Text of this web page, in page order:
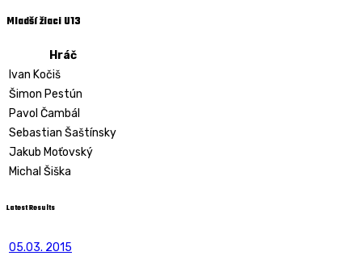
Mladší žiaci U13
Hráč
Ivan Kočiš
Šimon Pestún
Pavol Čambál
Sebastian Šaštínsky
Jakub Moťovský
Michal Šiška
Latest Results
05.03. 2015